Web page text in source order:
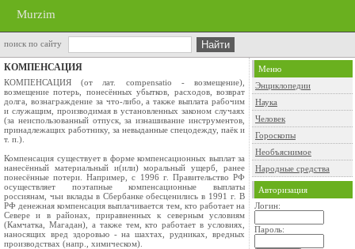
Murzim
поиск по сайту
КОМПЕНСАЦИЯ
КОМПЕНСАЦИЯ (от лат. compensatio - возмещение),
возмещение потерь, понесённых убытков, расходов, возврат
долга, вознаграждение за что-либо, а также выплата рабочим
и служащим, производимая в установленных законом случаях
(за неиспользованный отпуск, за изнашивание инструментов,
принадлежащих работнику, за невыданные спецодежду, паёк и
т. п.).
Компенсация существует в форме компенсационных выплат за
нанесённый материальный и(или) моральный ущерб, ранее
понесённые потери. Например, с 1996 г. Правительство РФ
осуществляет поэтапные компенсационные выплаты
россиянам, чьи вклады в Сбербанке обесценились в 1991 г. В
РФ денежная компенсация выплачивается тем, кто работает на
Севере и в районах, приравненных к северным условиям
(Камчатка, Магадан), а также тем, кто работает в условиях,
наносящих вред здоровью - на шахтах, рудниках, вредных
производствах (напр., химическом).
Меню
Энциклопедии
Наука
Человек
Гороскопы
Необъяснимое
Народные средства
Авторизация
Логин:
Пароль: